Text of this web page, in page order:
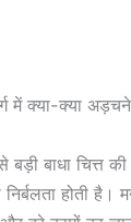
में क्या-क्या
बाधा चित्त
होती है।